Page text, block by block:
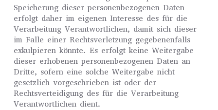
Speicherung dieser personenbezogenen Daten
erfolgt daher im eigenen Interesse des für die
Verarbeitung Verantwortlichen, damit sich dieser
im Falle einer Rechtsverletzung gegebenenfalls
exkulpieren könnte. Es erfolgt keine Weitergabe
dieser erhobenen personenbezogenen Daten an
Dritte, sofern eine solche Weitergabe nicht
gesetzlich vorgeschrieben ist oder der
Rechtsverteidigung des für die Verarbeitung
Verantwortlichen dient.